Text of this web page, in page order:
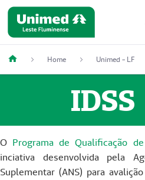
Home Unimed - LF
IDSS
O Programa de Qualificação
inciativa desenvolvida pela
Suplementar (ANS) para